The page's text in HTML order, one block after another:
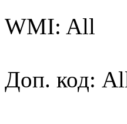
WMI: All
Доп. код: